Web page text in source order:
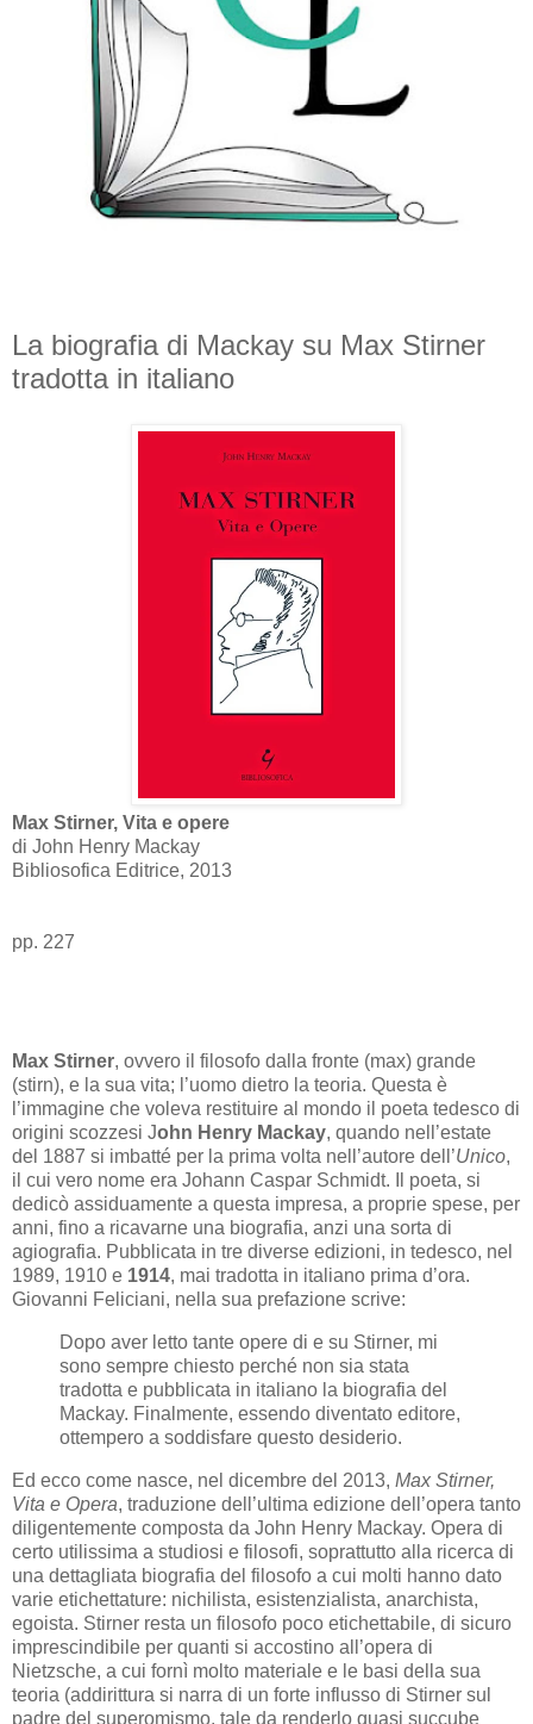
La biografia di Mackay su Max Stirner
tradotta in italiano
Max Stirner, Vita e opere
di John Henry Mackay
Bibliosofica Editrice, 2013
pp. 227
Max Stirner, ovvero il filosofo dalla fronte (max) grande
(stirn), e la sua vita; l’uomo dietro la teoria. Questa è
l’immagine che voleva restituire al mondo il poeta tedesco di
origini scozzesi John Henry Mackay, quando nell’estate
del 1887 si imbatté per la prima volta nell’autore dell’Unico,
il cui vero nome era Johann Caspar Schmidt. Il poeta, si
dedicò assiduamente a questa impresa, a proprie spese, per
anni, fino a ricavarne una biografia, anzi una sorta di
agiografia. Pubblicata in tre diverse edizioni, in tedesco, nel
1989, 1910 e 1914, mai tradotta in italiano prima d’ora.
Giovanni Feliciani, nella sua prefazione scrive:
Dopo aver letto tante opere di e su Stirner, mi
sono sempre chiesto perché non sia stata
tradotta e pubblicata in italiano la biografia del
Mackay. Finalmente, essendo diventato editore,
ottempero a soddisfare questo desiderio.
Ed ecco come nasce, nel dicembre del 2013, Max Stirner,
Vita e Opera, traduzione dell’ultima edizione dell’opera tanto
diligentemente composta da John Henry Mackay. Opera di
certo utilissima a studiosi e filosofi, soprattutto alla ricerca di
una dettagliata biografia del filosofo a cui molti hanno dato
varie etichettature: nichilista, esistenzialista, anarchista,
egoista. Stirner resta un filosofo poco etichettabile, di sicuro
imprescindibile per quanti si accostino all’opera di
Nietzsche, a cui fornì molto materiale e le basi della sua
teoria (addirittura si narra di un forte influsso di Stirner sul
padre del superomismo, tale da renderlo quasi succube